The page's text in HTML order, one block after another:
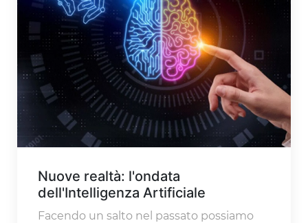
Nuove realtà: l'ondata
dell'Intelligenza Artificiale
Facendo un salto nel passato possiamo